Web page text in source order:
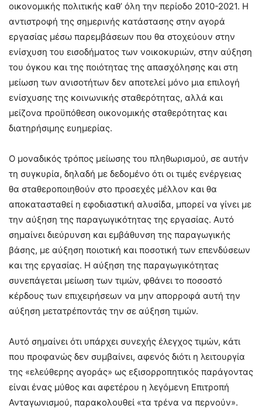
οικονομικής πολιτικής καθ’ όλη την περίοδο 2010-2021. Η
αντιστροφή της σημερινής κατάστασης στην αγορά
εργασίας μέσω παρεμβάσεων που θα στοχεύουν στην
ενίσχυση του εισοδήματος των νοικοκυριών, στην αύξηση
του όγκου και της ποιότητας της απασχόλησης και στη
μείωση των ανισοτήτων δεν αποτελεί μόνο μια επιλογή
ενίσχυσης της κοινωνικής σταθερότητας, αλλά και
μείζονα προϋπόθεση οικονομικής σταθερότητας και
διατηρήσιμης ευημερίας.
Ο μοναδικός τρόπος μείωσης του πληθωρισμού, σε αυτήν
τη συγκυρία, δηλαδή με δεδομένο ότι οι τιμές ενέργειας
θα σταθεροποιηθούν στο προσεχές μέλλον και θα
αποκατασταθεί η εφοδιαστική αλυσίδα, μπορεί να γίνει με
την αύξηση της παραγωγικότητας της εργασίας. Αυτό
σημαίνει διεύρυνση και εμβάθυνση της παραγωγικής
βάσης, με αύξηση ποιοτική και ποσοτική των επενδύσεων
και της εργασίας. Η αύξηση της παραγωγικότητας
συνεπάγεται μείωση των τιμών, φθάνει το ποσοστό
κέρδους των επιχειρήσεων να μην απορροφά αυτή την
αύξηση μετατρέποντάς την σε αύξηση τιμών.
Αυτό σημαίνει ότι υπάρχει συνεχής έλεγχος τιμών, κάτι
που προφανώς δεν συμβαίνει, αφενός διότι η λειτουργία
της «ελεύθερης αγοράς» ως εξισορροπητικός παράγοντας
είναι ένας μύθος και αφετέρου η λεγόμενη Επιτροπή
Ανταγωνισμού, παρακολουθεί «τα τρένα να περνούν».